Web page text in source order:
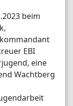
beim
EBI
eine
Wachtberg